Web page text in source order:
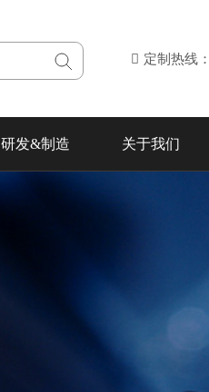
定制热线：
研发&制造 关于我们